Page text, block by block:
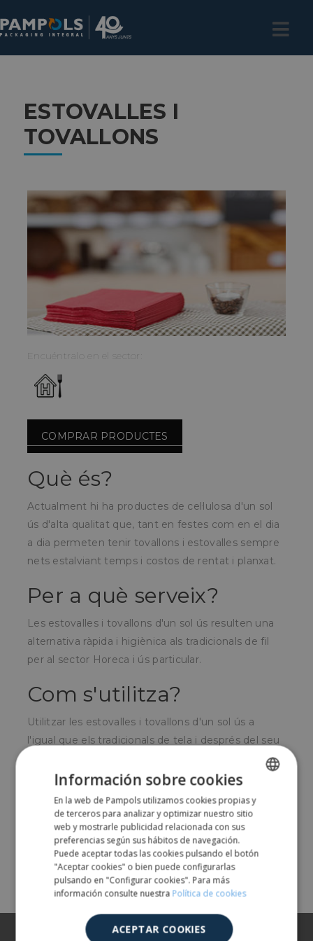
ESTOVALLES I
TOVALLONS
Encuéntralo en el sector:
COMPRAR PRODUCTES
Què és?
Actualment hi ha productes de cel·lulosa d'un sol
ús d'alta qualitat que, tant en festes com en el dia
a dia permeten tenir tovallons i estovalles sempre
nets estalviant temps i costos de rentat i planxat.
Per a què serveix?
Les estovalles i tovallons d'un sol ús resulten una
alternativa ràpida i higiènica als tradicionals de fil
per al sector Horeca i ús particular.
Com s'utilitza?
Utilitzar les estovalles i tovallons d'un sol ús a
l'igual que els tradicionals de tela i després del seu
ús es tiren a la galleda de reciclatge corresponent.
Per a qui és?
Per al sector hostaleria i per a ús particular.
Share
Sobre nosaltres
SPANISH
ENGLISH
Información sobre cookies
En la web de Pampols utilizamos cookies propias y
de terceros para analizar y optimizar nuestro sitio
web y mostrarle publicidad relacionada con sus
preferencias según sus hábitos de navegación.
Puede aceptar todas las cookies pulsando el botón
"Aceptar cookies" o bien puede configurarlas
pulsando en "Configurar cookies". Para más
información consulte nuestra Política de cookies
ACEPTAR COOKIES